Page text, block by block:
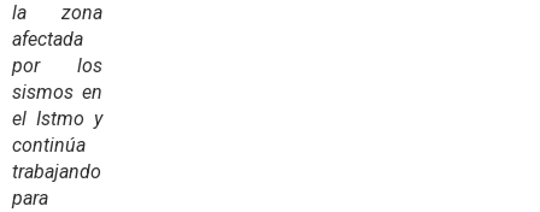
la zona
afectada
por los
sismos en
el Istmo y
continúa
trabajando
para